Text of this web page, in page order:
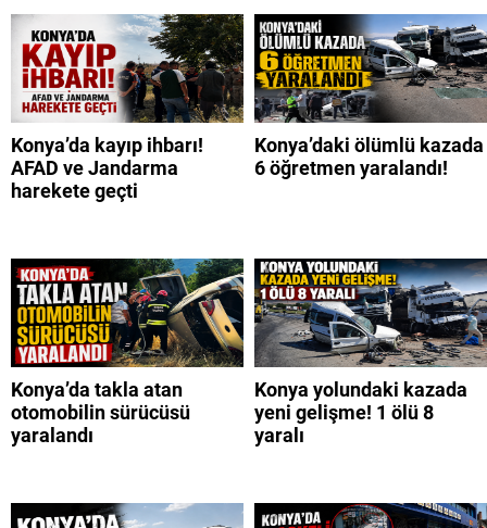
Konya’da kayıp ihbarı!
AFAD ve Jandarma
harekete geçti
Konya’daki ölümlü kazada
6 öğretmen yaralandı!
Konya’da takla atan
otomobilin sürücüsü
yaralandı
Konya yolundaki kazada
yeni gelişme! 1 ölü 8
yaralı